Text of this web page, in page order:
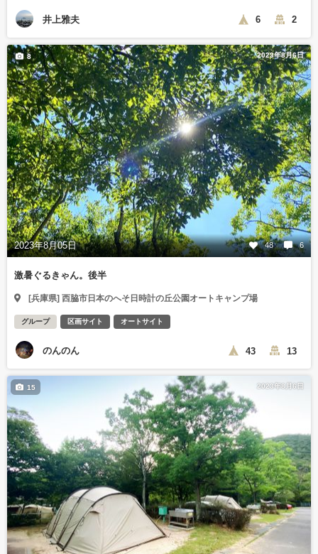
井上雅夫 6 2
2023年8月6日
2023年8月05日 48 6
8
激暑ぐるきゃん。後半
[兵庫県] 西脇市日本のへそ日時計の丘公園オートキャンプ場
グループ 区画サイト オートサイト
のんのん 43 13
2023年8月6日
15